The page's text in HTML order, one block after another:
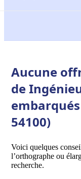
Aucune
de
54100)
Voici quelques
l’orthographe ou
recherche.